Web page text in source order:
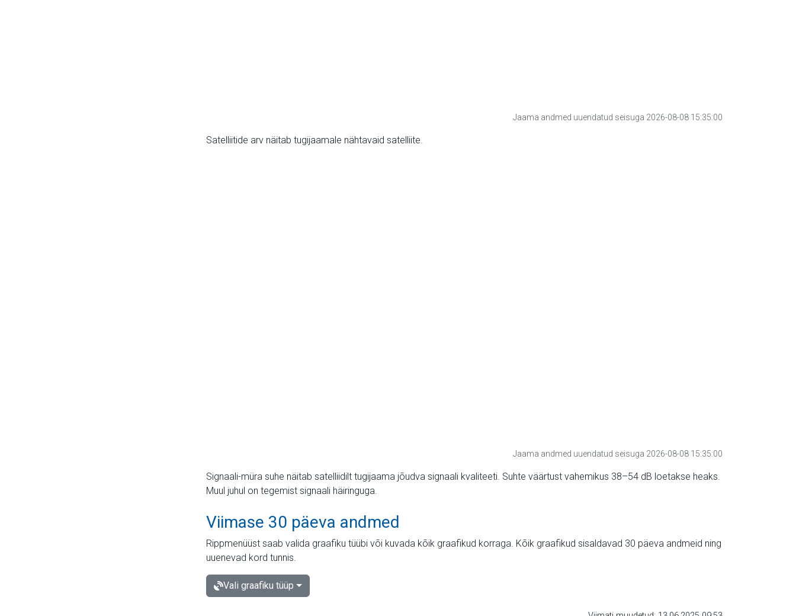
Jaama andmed uuendatud seisuga 2026-08-08 15:35:00
Satelliitide arv näitab tugijaamale nähtavaid satelliite.
Jaama andmed uuendatud seisuga 2026-08-08 15:35:00
Signaali-müra suhe näitab satelliidilt tugijaama jõudva signaali kvaliteeti. Suhte väärtust vahemikus 38–54 dB loetakse heaks.
Muul juhul on tegemist signaali häiringuga.
Viimase 30 päeva andmed
Rippmenüüst saab valida graafiku tüübi või kuvada kõik graafikud korraga. Kõik graafikud sisaldavad 30 päeva andmeid ning
uuenevad kord tunnis.
Vali graafiku tüüp